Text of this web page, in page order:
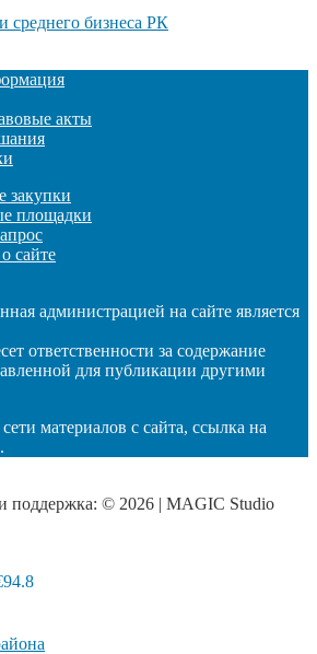
акты
закупки
площадки
сайте
администрацией на сайте является
ответственности за содержание
для публикации другими
материалов с сайта, ссылка на
и поддержка: © 2026 | MAGIC Studio